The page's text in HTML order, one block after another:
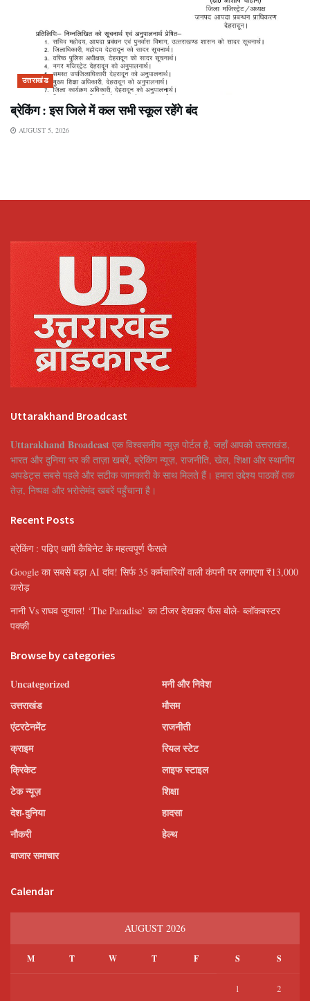
उत्तराखंड
ब्रेकिंग : इस जिले में कल सभी स्कूल रहेंगे बंद
AUGUST 5, 2026
Uttarakhand Broadcast
Uttarakhand Broadcast एक विश्वसनीय न्यूज़ पोर्टल है, जहाँ आपको उत्तराखंड,
भारत और दुनिया भर की ताज़ा खबरें, ब्रेकिंग न्यूज़, राजनीति, खेल, शिक्षा और स्थानीय
अपडेट्स सबसे पहले और सटीक जानकारी के साथ मिलते हैं। हमारा उद्देश्य पाठकों तक
तेज़, निष्पक्ष और भरोसेमंद खबरें पहुँचाना है।
Recent Posts
ब्रेकिंग : पढ़िए धामी कैबिनेट के महत्वपूर्ण फैसले
Google का सबसे बड़ा AI दांव! सिर्फ 35 कर्मचारियों वाली कंपनी पर लगाएगा ₹13,000
करोड़
नानी Vs राघव जुयाल! ‘The Paradise’ का टीजर देखकर फैंस बोले- ब्लॉकबस्टर
पक्की
Browse by categories
Uncategorized
उत्तराखंड
एंटरटेनमेंट
क्राइम
क्रिकेट
टेक न्यूज़
देश-दुनिया
नौकरी
बाजार समाचार
मनी और निवेश
मौसम
राजनीती
रियल स्टेट
लाइफ स्टाइल
शिक्षा
हादसा
हेल्थ
Calendar
AUGUST 2026
M T W T F S S
1 2